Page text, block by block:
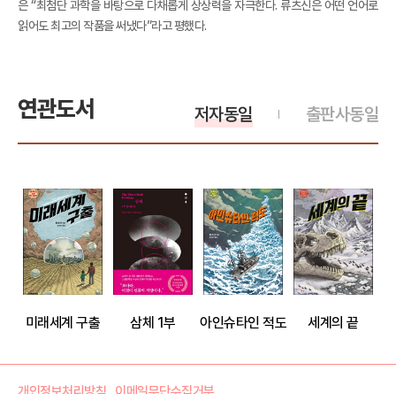
은 “최첨단 과학을 바탕으로 다채롭게 상상력을 자극한다. 류츠신은 어떤 언어로
읽어도 최고의 작품을 써냈다”라고 평했다.
연관도서 출판사동일
저자동일
미래세계 구출 삼체 1부 아인슈타인 적도 세계의 끝